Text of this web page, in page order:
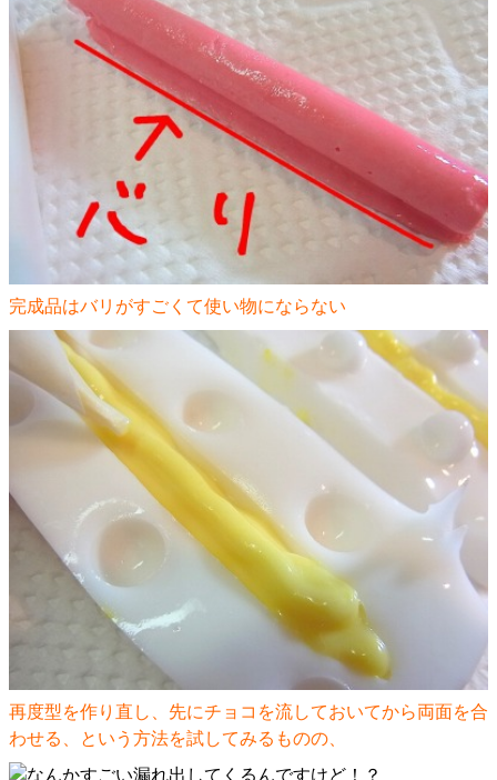
完成品はバリがすごくて使い物にならない
再度型を作り直し、先にチョコを流しておいてから両面を合
わせる、という方法を試してみるものの、